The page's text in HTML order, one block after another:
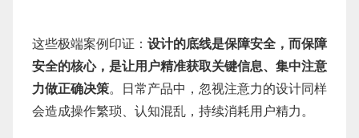
这些极端案例印证： 设计的底线是保障安全，而保障
安全的核心，是让用户精准获取关键信息、集中注意
力做正确决策。日常产品中，忽视注意力的设计同样
会造成操作繁琐、认知混乱，持续消耗用户精力。